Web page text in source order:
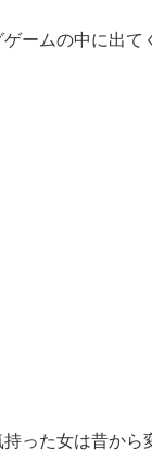
ゲームの中に出て
った女は昔から